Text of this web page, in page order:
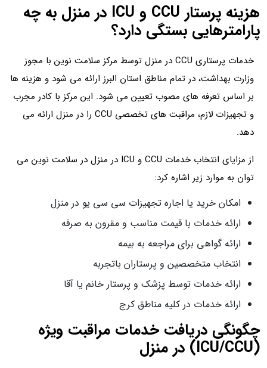
هزینه پرستار CCU و ICU در منزل به چه
پارامترهایی بستگی دارد؟
خدمات پرستاری CCU در منزل توسط مرکز سلامت نوین با مجوز
وزارت بهداشت، در تمام مناطق استان البرز ارائه می‌ شود و هزینه‌ ها
بر اساس تعرفه‌ های مصوب تعیین می‌ شود. این مرکز با کادر مجرب
و تجهیزات لازم، مراقبت‌ های تخصصی CCU را در منزل ارائه می‌
دهد.
از مزایای انتخاب خدمات CCU و ICU در منزل در سلامت نوین می
توان به موارد زیر اشاره کرد:
امکان خرید یا اجاره تجهیزات سی سی یو در منزل
ارائه خدمات با قیمت مناسب و مقرون به صرفه
ارائه گواهی برای مراجعه به بیمه
انتخاب متخصصین و پرستاران باتجربه
ارائه خدمات توسط پزشک و پرستار خانم یا آقا
ارائه خدمات در کلیه مناطق کرج
چگونگی دریافت خدمات مراقبت ویژه
(ICU/CCU) در منزل